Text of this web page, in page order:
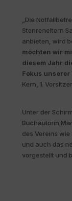
„Die
Stenreneltern
anbieten, wird
möchten wir
diesem Jahr
Fokus
Kern, 1.
Unter der
Buchautorin
des Vereins
und auch das
vorgestellt und